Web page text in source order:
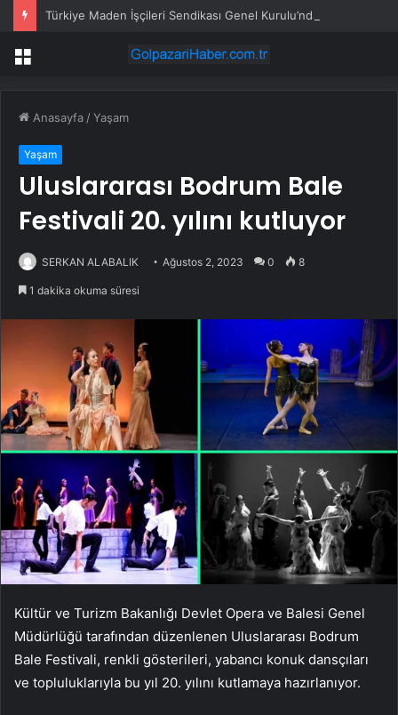
Menü
Anasayfa /Yaşam
Yaşam
Uluslararası Bodrum Bale
Festivali 20. yılını kutluyor
SERKAN ALABALIK Ağustos 2, 2023 0 8
1 dakika okuma süresi
Kültür ve Turizm Bakanlığı Devlet Opera ve Balesi Genel
Müdürlüğü tarafından düzenlenen Uluslararası Bodrum
Bale Festivali, renkli gösterileri, yabancı konuk dansçıları
ve topluluklarıyla bu yıl 20. yılını kutlamaya hazırlanıyor.